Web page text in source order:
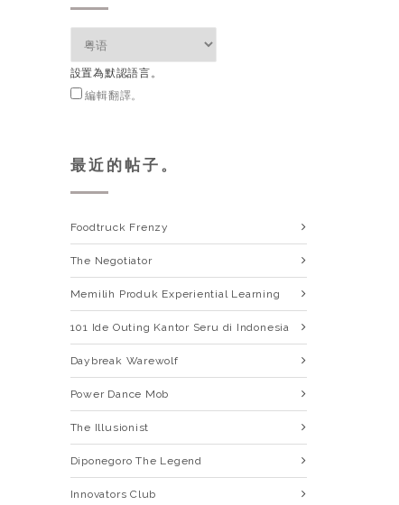
設置為默認語言。
編輯翻譯。
最近的帖子。
Foodtruck Frenzy
The Negotiator
Memilih Produk Experiential Learning
101 Ide Outing Kantor Seru di Indonesia
Daybreak Warewolf
Power Dance Mob
The Illusionist
Diponegoro The Legend
Innovators Club